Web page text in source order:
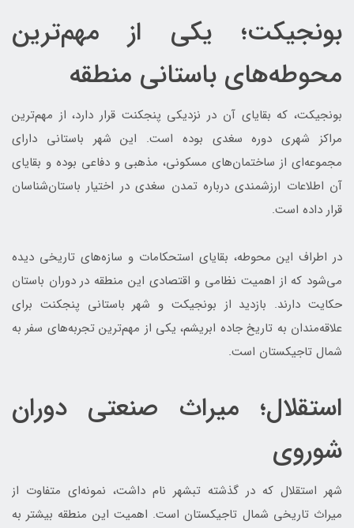
بونجیکت؛ یکی از مهم‌ترین
محوطه‌های باستانی منطقه
بونجیکت، که بقایای آن در نزدیکی پنجکنت قرار دارد، از مهم‌ترین
مراکز شهری دوره سغدی بوده است. این شهر باستانی دارای
مجموعه‌ای از ساختمان‌های مسکونی، مذهبی و دفاعی بوده و بقایای
آن اطلاعات ارزشمندی درباره تمدن سغدی در اختیار باستان‌شناسان
قرار داده است.
در اطراف این محوطه، بقایای استحکامات و سازه‌های تاریخی دیده
می‌شود که از اهمیت نظامی و اقتصادی این منطقه در دوران باستان
حکایت دارند. بازدید از بونجیکت و شهر باستانی پنجکنت برای
علاقه‌مندان به تاریخ جاده ابریشم، یکی از مهم‌ترین تجربه‌های سفر به
شمال تاجیکستان است.
استقلال؛ میراث صنعتی دوران
شوروی
شهر استقلال که در گذشته تبشهر نام داشت، نمونه‌ای متفاوت از
میراث تاریخی شمال تاجیکستان است. اهمیت این منطقه بیشتر به